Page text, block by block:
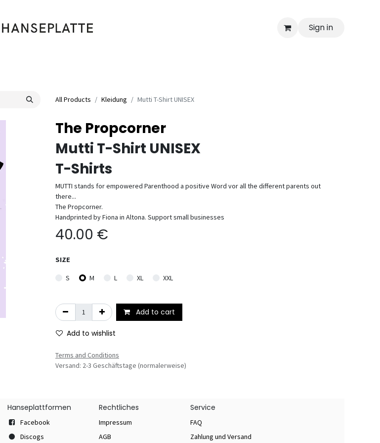
Sign in
All Products Kleidung Mutti T-Shirt UNISEX
The Propcorner
Mutti T-Shirt UNISEX
T-Shirts
MUTTI stands for empowered Parenthood a positive Word vor all the different parents out
there...
The Propcorner.
Handprinted by Fiona in Altona. Support small businesses
40.00 €
SIZE
S M L XL XXL
Add to cart
Add to wishlist
Terms and Conditions
Versand: 2-3 Geschäftstage (normalerweise)
Hanseplattformen
Facebook
Discogs
Rechtliches
Impressum
AGB
Service
FAQ
Zahlung und Versand